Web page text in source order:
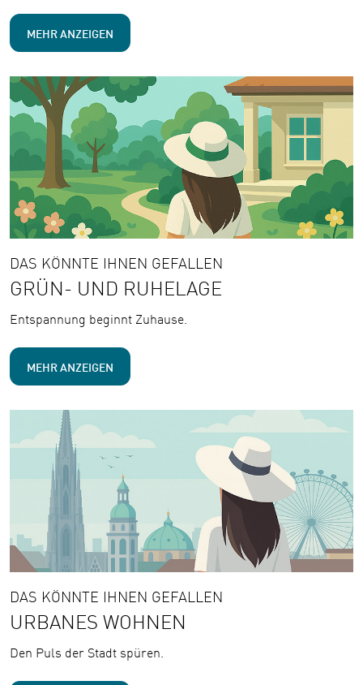
MEHR ANZEIGEN
DAS KÖNNTE IHNEN GEFALLEN
GRÜN- UND RUHELAGE
Entspannung beginnt Zuhause.
MEHR ANZEIGEN
DAS KÖNNTE IHNEN GEFALLEN
URBANES WOHNEN
Den Puls der Stadt spüren.